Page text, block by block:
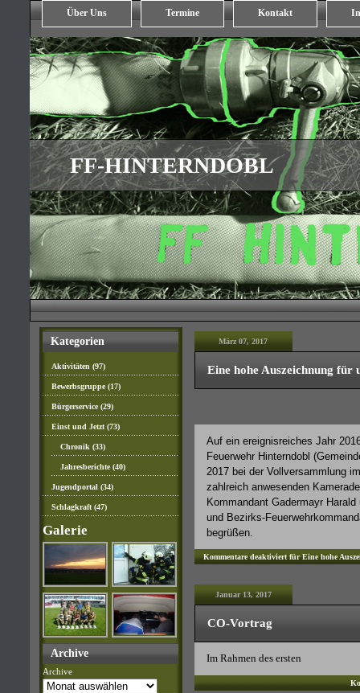
FF-HINTERNDOBL
Kontakt
Termine
Über Uns
Kategorien
Aktivitäten (97)
Bewerbsgruppe(17)
Bürgerservice(29)
Einst und Jetzt(73)
Chronik (33)
Jahresberichte(40)
Jugendportal(34)
Schlagkraft(47)
Galerie
Archive
Archive
März 07, 2017
Eine hohe Auszeichnung für
Auf ein ereignisreiches Jahr
Feuerwehr Hinterndobl
2017 bei der Vollversammlung
zahlreich anwesenden
Kommandant Gadermayr
und Bezirks-
begrüßen.
Kommentare deaktiviertfür Eine hohe
Januar 13, 2017
CO-Vortrag
Im Rahmen des ersten